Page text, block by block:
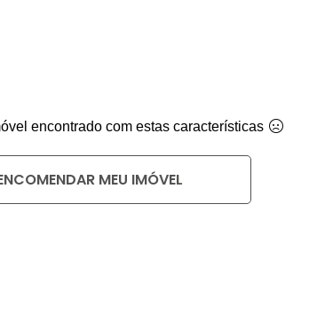
encontrado com estas características
MEU IMÓVEL